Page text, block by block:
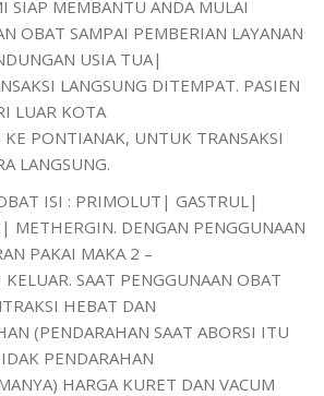
SIAP MEMBANTU ANDA MULAI
OBAT SAMPAI PEMBERIAN LAYANAN
USIA TUA|
LANGSUNG DITEMPAT. PASIEN
LUAR KOTA
PONTIANAK, UNTUK TRANSAKSI
LANGSUNG.
ISI : PRIMOLUT| GASTRUL|
METHERGIN. DENGAN PENGGUNAAN
PAKAI MAKA 2 –
KELUAR. SAAT PENGGUNAAN OBAT
HEBAT DAN
(PENDARAHAN SAAT ABORSI ITU
PENDARAHAN
HARGA KURET DAN VACUM